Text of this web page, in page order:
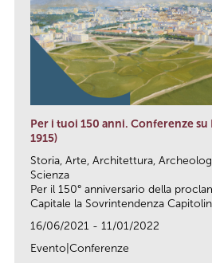
Per i tuoi 150 anni. Conferenze su
1915)
Storia, Arte, Architettura,
Scienza
Per il 150° anniversario della
Capitale la Sovrintendenza
16/06/2021 - 11/01/2022
Evento|Conferenze